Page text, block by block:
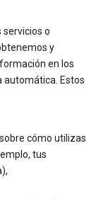
o
y
en los
automática. Estos
cómo utilizas
tus